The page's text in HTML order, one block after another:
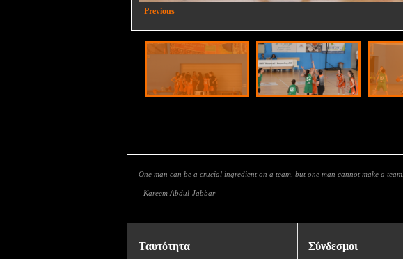
Previous
One man can be a crucial ingredient on a team, but one man cannot make a team.
- Kareem Abdul-Jabbar
Ταυτότητα Σύνδεσμοι